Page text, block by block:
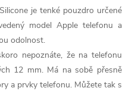
je tenké pouzdro určené
model Apple telefonu a
odolnost.
nepoznáte, že na telefonu
12 mm. Má na sobě přesně
a prvky telefonu. Můžete tak s